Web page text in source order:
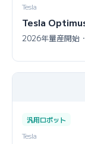
Tesla
Tesla
2026年量産開始
汎用ロボット
Tesla